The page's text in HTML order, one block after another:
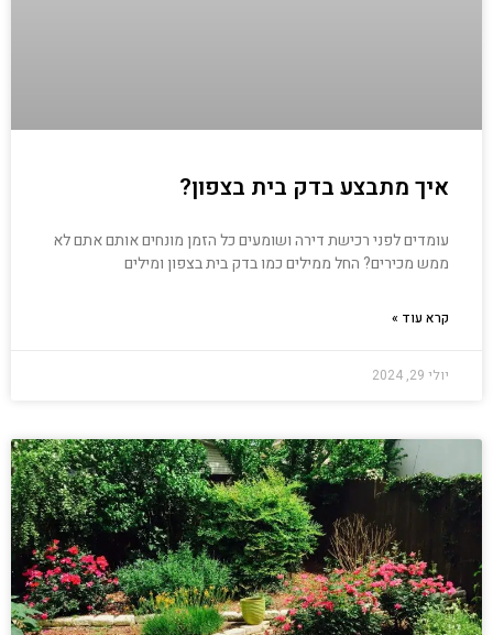
איך מתבצע בדק בית בצפון?
עומדים לפני רכישת דירה ושומעים כל הזמן מונחים אותם אתם לא
ממש מכירים? החל ממילים כמו בדק בית בצפון ומילים
קרא עוד »
יולי 29, 2024